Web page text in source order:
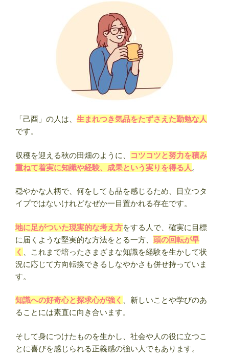
「己酉」の人は、 生まれつき気品をたずさえた勤勉な人
です。
収穫を迎える秋の田畑のように、
コツコツと努力を積み
重ねて着実に知識や経験、成果という実りを得る人 。
穏やかな人柄で、何をしても品を感じるため、目立つタ
イプではないけれどなぜか一目置かれる存在です。
地に足がついた現実的な考え方をする人で、確実に目標
に届くような堅実的な方法をとる一方、 頭の回転が早
く
、これまで培ったさまざまな知識を経験を生かして状
況に応じて方向転換できるしなやかさも併せ持っていま
す。
知識への好奇心と探求心が強く
、新しいことや学びのあ
ることには素直に向き合います。
そして身につけたものを生かし、社会や人の役に立つこ
とに喜びを感じられる正義感の強い人でもあります。